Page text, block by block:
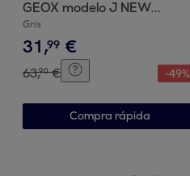
GEOX modelo J NEW
SAVAGE BOY A GRIS
Gris
31,99 €
63,90 € -49%
Compra rápida